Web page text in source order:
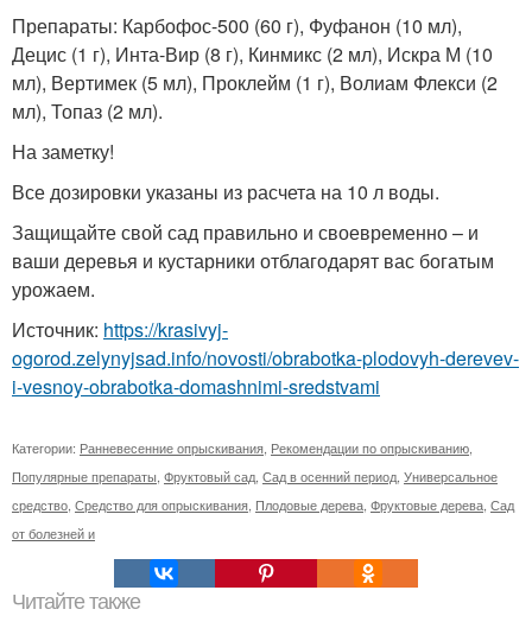
Препараты: Карбофос-500 (60 г), Фуфанон (10 мл),
Децис (1 г), Инта-Вир (8 г), Кинмикс (2 мл), Искра М (10
мл), Вертимек (5 мл), Проклейм (1 г), Волиам Флекси (2
мл), Топаз (2 мл).
На заметку!
Все дозировки указаны из расчета на 10 л воды.
Защищайте свой сад правильно и своевременно – и
ваши деревья и кустарники отблагодарят вас богатым
урожаем.
Источник: https://krasivyj-
ogorod.zelynyjsad.info/novosti/obrabotka-plodovyh-derevev-
i-vesnoy-obrabotka-domashnimi-sredstvami
Категории: Ранневесенние опрыскивания Рекомендации по опрыскиванию
Популярные препараты Фруктовый сад Сад в осенний период Универсальное
средство Средство для опрыскивания Плодовые дерева Фруктовые дерева Сад
от болезней и
Читайте также